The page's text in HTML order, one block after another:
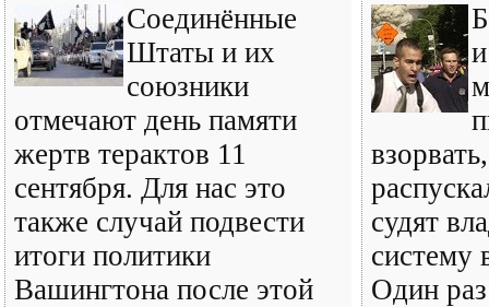
Соединённые
Штаты и их
союзники
отмечают день памяти
жертв терактов 11
сентября. Для нас это
также случай подвести
итоги политики
Вашингтона после этой
судят
систему
Один